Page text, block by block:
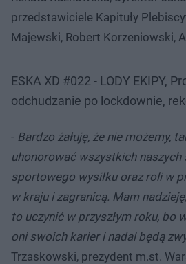
przedstawiciele Kapituły
Majewski, Robert Korzeniowski,
ESKA XD #022 - LODY EKIPY,
odchudzanie po lockdownie,
- Bardzo żałuję, że nie możemy,
uhonorować wszystkich
sportowego wysiłku oraz roli w
w kraju i zagranicą. Mam
to uczynić w przyszłym roku, bo
oni swoich karier i nadal będą
Trzaskowski, prezydent m.st.